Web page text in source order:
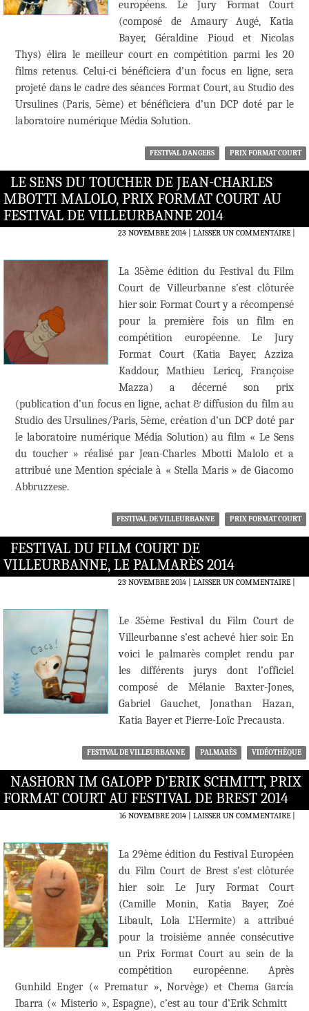
européens. Le Jury Format Court
(composé de Amaury Augé, Katia
Bayer, Géraldine Pioud et Nicolas
Thys) élira le meilleur court en compétition parmi les 20
films retenus. Celui-ci bénéficiera d’un focus en ligne, sera
projeté dans le cadre des séances Format Court, au Studio des
Ursulines (Paris, 5ème) et bénéficiera d’un DCP doté par le
laboratoire numérique Média Solution.
FESTIVAL D'ANGERS PRIX FORMAT COURT
LE SENS DU TOUCHER DE JEAN-CHARLES
MBOTTI MALOLO, PRIX FORMAT COURT AU
FESTIVAL DE VILLEURBANNE 2014
23 NOVEMBRE 2014 LAISSER UN COMMENTAIRE|
La 35ème édition du Festival du Film
Court de Villeurbanne s’est clôturée
hier soir. Format Court y a récompensé
pour la première fois un film en
compétition européenne. Le Jury
Format Court (Katia Bayer, Azziza
Kaddour, Mathieu Lericq, Françoise
Mazza) a décerné son prix
(publication d’un focus en ligne, achat & diffusion du film au
Studio des Ursulines/Paris, 5ème, création d’un DCP doté par
le laboratoire numérique Média Solution) au film « Le Sens
du toucher » réalisé par Jean-Charles Mbotti Malolo et a
attribué une Mention spéciale à « Stella Maris » de Giacomo
Abbruzzese.
FESTIVAL DE VILLEURBANNE PRIX FORMAT COURT
FESTIVAL DU FILM COURT DE
VILLEURBANNE, LE PALMARÈS 2014
23 NOVEMBRE 2014 LAISSER UN COMMENTAIRE|
Le 35ème Festival du Film Court de
Villeurbanne s’est achevé hier soir. En
voici le palmarès complet rendu par
les différents jurys dont l’officiel
composé de Mélanie Baxter-Jones,
Gabriel Gauchet, Jonathan Hazan,
Katia Bayer et Pierre-Loïc Precausta.
FESTIVAL DE VILLEURBANNE PALMARÈS VIDÉOTHÈQUE
NASHORN IM GALOPP D’ERIK SCHMITT, PRIX
FORMAT COURT AU FESTIVAL DE BREST 2014
16 NOVEMBRE 2014 LAISSER UN COMMENTAIRE|
La 29ème édition du Festival Européen
du Film Court de Brest s’est clôturée
hier soir. Le Jury Format Court
(Camille Monin, Katia Bayer, Zoé
Libault, Lola L’Hermite) a attribué
pour la troisième année consécutive
un Prix Format Court au sein de la
compétition européenne. Après
Gunhild Enger (« Prematur », Norvège) et Chema García
Ibarra (« Misterio », Espagne), c’est au tour d’Erik Schmitt